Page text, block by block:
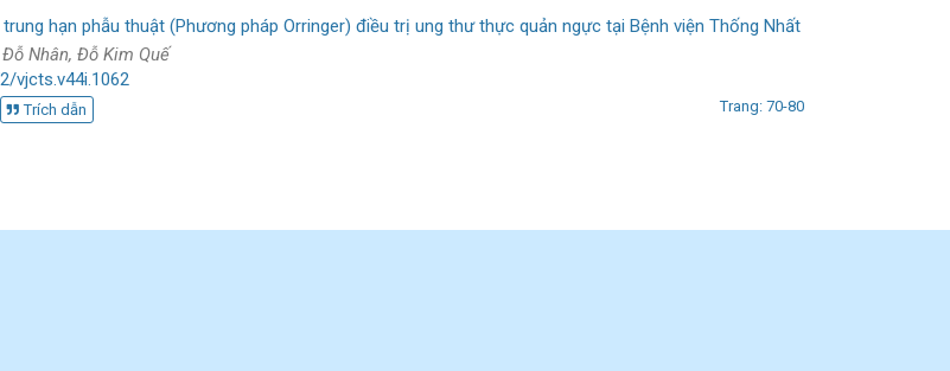
hạn phẫu thuật (Phương pháp Orringer) điều trị ung thư thực quản ngực tại Bệnh viện Thống Nhất
Nhân, Đỗ Kim Quế
vjcts.v44i.1062
Trích dẫn Trang: 70-80